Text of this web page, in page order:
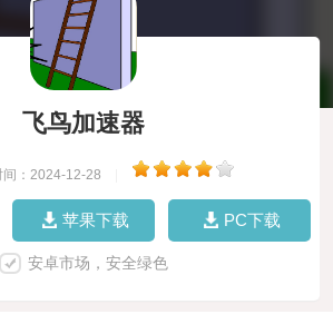
飞鸟加速器
间：2024-12-28
苹果下载 PC下载
安卓市场，安全绿色